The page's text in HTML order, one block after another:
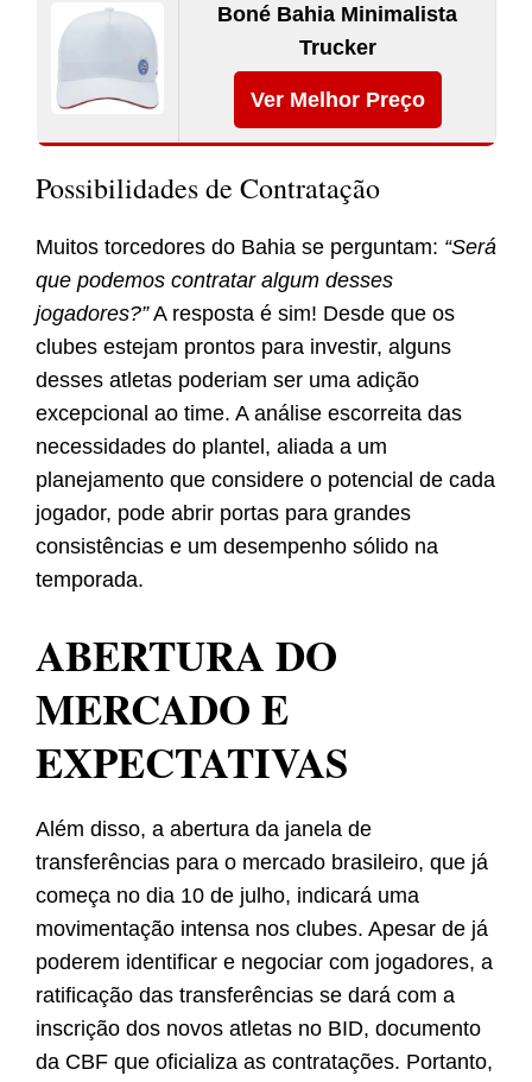
Boné Bahia Minimalista
Trucker
Ver Melhor Preço
Possibilidades de Contratação
Muitos torcedores do Bahia se perguntam: “Será
que podemos contratar algum desses
jogadores?”A resposta é sim! Desde que os
clubes estejam prontos para investir, alguns
desses atletas poderiam ser uma adição
excepcional ao time. A análise escorreita das
necessidades do plantel, aliada a um
planejamento que considere o potencial de cada
jogador, pode abrir portas para grandes
consistências e um desempenho sólido na
temporada.
ABERTURA DO
MERCADO E
EXPECTATIVAS
Além disso, a abertura da janela de
transferências para o mercado brasileiro, que já
começa no dia 10 de julho, indicará uma
movimentação intensa nos clubes. Apesar de já
poderem identificar e negociar com jogadores, a
ratificação das transferências se dará com a
inscrição dos novos atletas no BID, documento
da CBF que oficializa as contratações. Portanto,